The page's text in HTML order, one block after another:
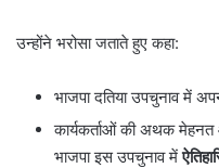
उन्होंने भरोसा जताते हुए कहा:
भाजपा दतिया उपचुनाव में
कार्यकर्ताओं की अथक
भाजपा इस उपचुनाव में